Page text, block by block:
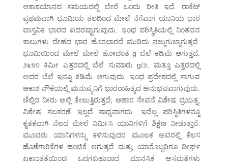
ಆಕಾಶಯಾನದ ಸಮಯದಲ್ಲಿ ಬೇರೆ ಒಂದು ರೀತಿ ಇದೆ. ರಾಕೆಟ್
ಪ್ರಥಮವಾಗಿ ಭೂಮಿಯ ತಲದಿಂದ ಮೇಲೆ ನೆಗೆವಾಗ ಯಾನಿಯ ಭಾರ
ವಾಸ್ತವಿಕ ಭಾರದ ಐದರಷ್ಟಾಗುವುದು. ಇಂಥ ಪರಿಸ್ಥಿತಿಯಲ್ಲಿ ನಿಂತವನ
ಕಾಲುಗಳು ದೇಹದ ಭಾರ ಹೊರಲಾರದೆ ಮುರಿದು ನಜ್ಜುಗುಜ್ಜಾಗುತ್ತವೆ.
ಭೂಮಿಯಿಂದ ಮೇಲೆ ಮೇಲೆ ಹೋದಂತೆ g ಬೆಲೆ ಕಡಿಮೆ ಆಗುತ್ತದೆ.
೨೬೪೦ ಕಿಮೀ ಎತ್ತರದಲ್ಲಿ ಬೆಲೆ ಸುಮಾರು g/೨; ಮತ್ತೂ ಎತ್ತರದಲ್ಲಿ
ಅದರ ಬೆಲೆ ಇನ್ನೂ ಕಡಿಮೆ ಆಗುವುದು. ಇಂಥ ಪ್ರದೇಶದಲ್ಲಿ ಸಾಗುವ
ಆಕಾಶ ನೌಕೆಯಲ್ಲಿ ಮನುಷ್ಯನಿಗೆ ಭಾರರಾಹಿತ್ಯದ ಅನುಭವವಾಗುವುದು.
ಚೆಲ್ಲಿದ ನೀರು ಅಲ್ಲಿ ತೇಲುತ್ತಿರುತ್ತದೆ; ಆಹಾರ ಸೇವನೆ ವಿಶೇಷ ಪ್ರಯತ್ನ,
ವಿಶೇಷ ಸಲಕರಣೆ ಇಲ್ಲದೆ ಸಾಧ್ಯವಾಗದು. ಇವೆಲ್ಲ ಪರಿಸ್ಥಿತಿಗಳನ್ನೂ
ಕೃತಕವಾಗಿ ನೆಲದ ಮೇಲೆ ನಿರ್ಮಿಸಿ ಯಾನಿಗಳಿಗೆ ಶಿಕ್ಷಣ ನೀಡುತ್ತಾರೆ.
ಮೂವರು ಯಾನಿಗಳನ್ನು ಕಳಿಸುವುದರ ಮೂಲಕ ಅವರಲ್ಲಿ ಕೆಲಸ
ಹೊಣೆಗಾರಿಕೆಗಳ ಹಂಚಿಕೆ ಆಗುತ್ತದೆ ಮತ್ತು ಯಾರೊಬ್ಬರಿಗೂ ದೀರ್ಘ
ಏಕಾಂತತೆಯಿಂದ ಒದಗಬಹುದಾದ ಮಾನಸಿಕ ಅಸಮತೆಗಳು